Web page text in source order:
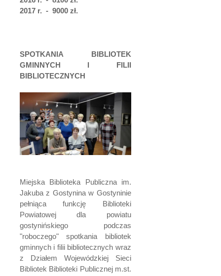
2017 r. - 9000 zł.
SPOTKANIA BIBLIOTEK
GMINNYCH I FILII
BIBLIOTECZNYCH
Miejska Biblioteka Publiczna im.
Jakuba z Gostynina w Gostyninie
pełniąca funkcję Biblioteki
Powiatowej dla powiatu
gostynińskiego podczas
"roboczego" spotkania bibliotek
gminnych i filii bibliotecznych wraz
z Działem Wojewódzkiej Sieci
Bibliotek Biblioteki Publicznej m.st.